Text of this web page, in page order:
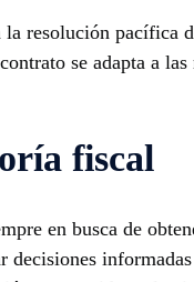
resolución pacífica
se adapta a
fiscal
en busca de